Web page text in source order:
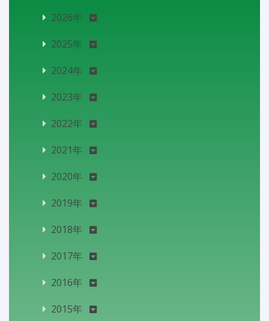
2026年
2025年
2024年
2023年
2022年
2021年
2020年
2019年
2018年
2017年
2016年
2015年